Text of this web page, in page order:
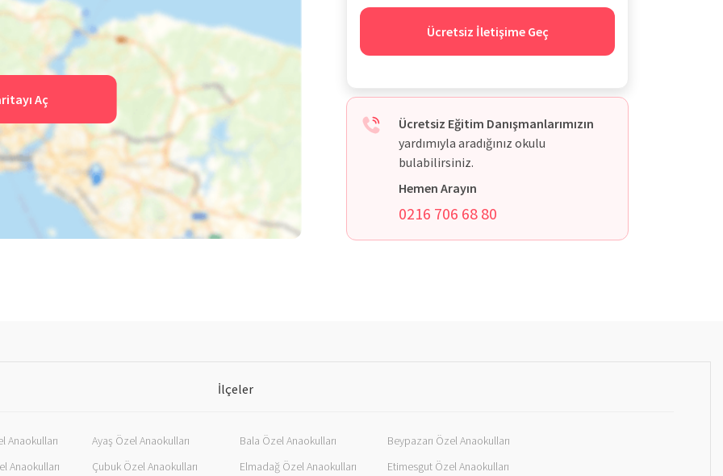
Aç
Ücretsiz İletişime Geç
Ücretsiz Eğitim Danışmanlarımızın
yardımıyla aradığınız okulu
bulabilirsiniz.
Hemen Arayın
0216 706 68 80
İlçeler
Anaokulları Ayaş Özel Anaokulları Bala Özel Anaokulları
Beypazarı Özel Anaokulları
Anaokulları
Çubuk Özel Anaokulları Elmadağ Özel Anaokulları
Etimesgut Özel Anaokulları